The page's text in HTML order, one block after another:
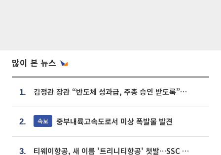
많이 본 뉴스
1. 김정관 장관 “반도체 성과급, 주총 승인 받도록”…상법·자본시장법 개정 시사
2. 속보 중부내륙고속도로서 미상 폭발물 발견
3. 티웨이항공, 새 이름 '트리니티항공' 첫발…SSC 전략 본격화